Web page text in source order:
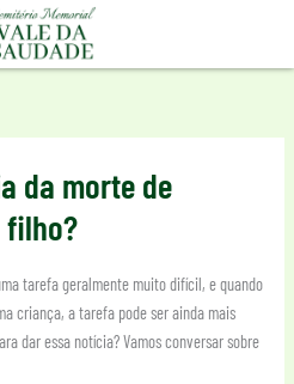
da morte de
filho?
tarefa geralmente muito difícil, e quando
criança, a tarefa pode ser ainda mais
dar essa notícia? Vamos conversar sobre